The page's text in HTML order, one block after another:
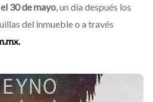
30 de mayo, un día después los
del inmueble o a través